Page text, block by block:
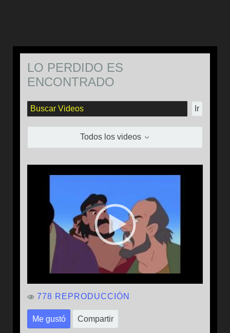
LO PERDIDO ES
ENCONTRADO
Ir
Todos los videos
778 REPRODUCCIÓN
Me gustó Compartir